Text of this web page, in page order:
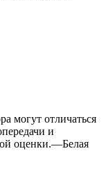
могут отличаться
и
оценки.—Белая